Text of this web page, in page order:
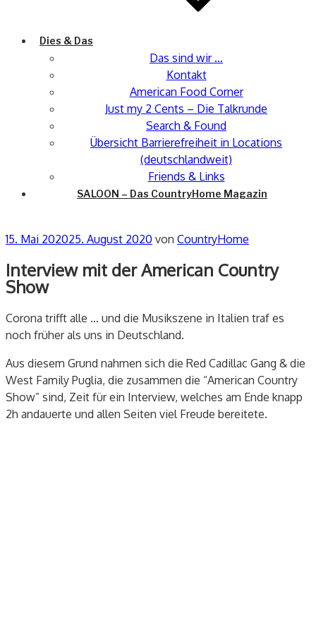
Dies & Das
Das sind wir …
Kontakt
American Food Corner
Just my 2 Cents – Die Talkrunde
Search & Found
Übersicht Barrierefreiheit in Locations
(deutschlandweit)
Friends & Links
SALOON – Das CountryHome Magazin
Veröffentlicht
15. Mai 202025. August 2020 von CountryHome
Interview mit der American Country
Show
Corona trifft alle … und die Musikszene in Italien traf es
noch früher als uns in Deutschland.
Aus diesem Grund nahmen sich die Red Cadillac Gang & die
West Family Puglia, die zusammen die “American Country
Show” sind, Zeit für ein Interview, welches am Ende knapp
2h andauerte und allen Seiten viel Freude bereitete.